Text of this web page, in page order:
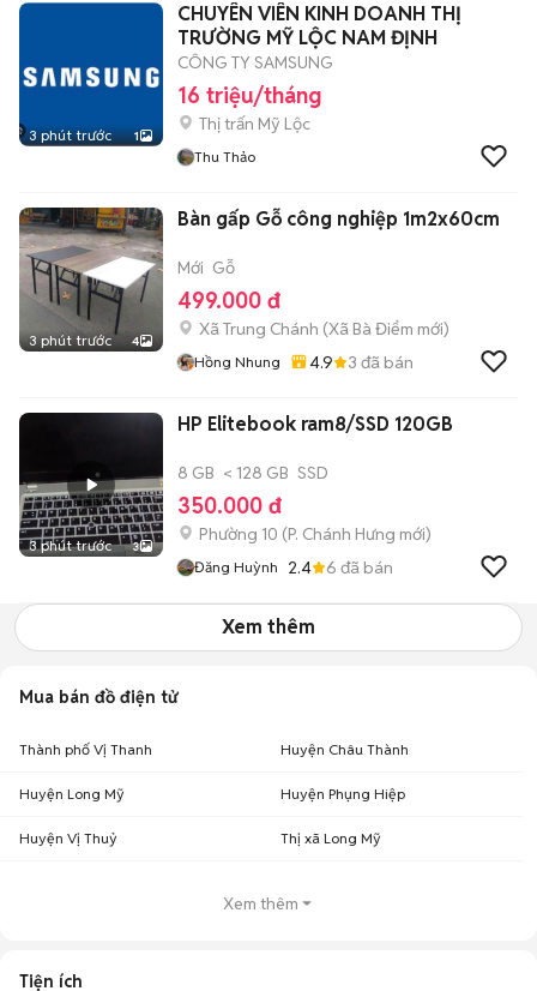
3 phút trước 1
CHUYÊN VIÊN KINH DOANH THỊ
TRƯỜNG MỸ LỘC NAM ĐỊNH
CÔNG TY SAMSUNG
16 triệu/tháng
Thị trấn Mỹ Lộc
Thu Thảo
3 phút trước 4
Bàn gấp Gỗ công nghiệp 1m2x60cm
Mới Gỗ
499.000 đ
Xã Trung Chánh (Xã Bà Điểm mới)
Hồng Nhung 4.9 3 đã bán
3 phút trước 3
HP Elitebook ram8/SSD 120GB
8 GB < 128 GB SSD
350.000 đ
Phường 10 (P. Chánh Hưng mới)
Đăng Huỳnh 2.4 6 đã bán
Xem thêm
Mua bán đồ điện tử
Thành phố Vị Thanh Huyện Châu Thành
Huyện Long Mỹ Huyện Phụng Hiệp
Huyện Vị Thuỷ Thị xã Long Mỹ
Xem thêm
Tiện ích